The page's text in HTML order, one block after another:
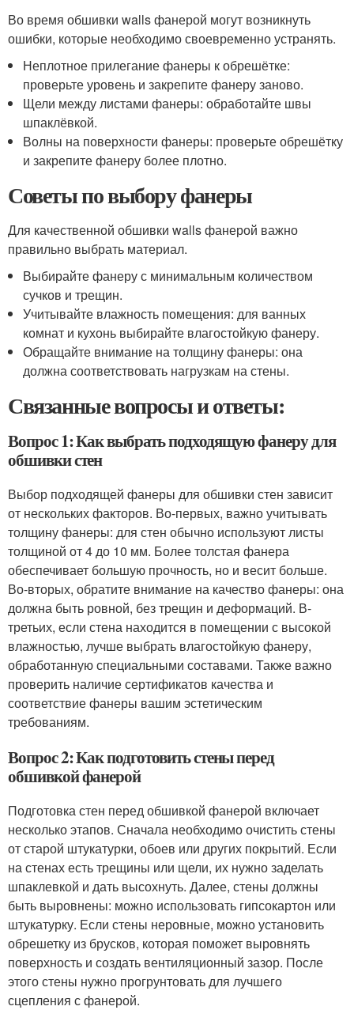
Во время обшивки walls фанерой могут возникнуть
ошибки, которые необходимо своевременно устранять.
Неплотное прилегание фанеры к обрешётке:
проверьте уровень и закрепите фанеру заново.
Щели между листами фанеры: обработайте швы
шпаклёвкой.
Волны на поверхности фанеры: проверьте обрешётку
и закрепите фанеру более плотно.
Советы по выбору фанеры
Для качественной обшивки walls фанерой важно
правильно выбрать материал.
Выбирайте фанеру с минимальным количеством
сучков и трещин.
Учитывайте влажность помещения: для ванных
комнат и кухонь выбирайте влагостойкую фанеру.
Обращайте внимание на толщину фанеры: она
должна соответствовать нагрузкам на стены.
Связанные вопросы и ответы:
Вопрос 1: Как выбрать подходящую фанеру для
обшивки стен
Выбор подходящей фанеры для обшивки стен зависит
от нескольких факторов. Во-первых, важно учитывать
толщину фанеры: для стен обычно используют листы
толщиной от 4 до 10 мм. Более толстая фанера
обеспечивает большую прочность, но и весит больше.
Во-вторых, обратите внимание на качество фанеры: она
должна быть ровной, без трещин и деформаций. В-
третьих, если стена находится в помещении с высокой
влажностью, лучше выбрать влагостойкую фанеру,
обработанную специальными составами. Также важно
проверить наличие сертификатов качества и
соответствие фанеры вашим эстетическим
требованиям.
Вопрос 2: Как подготовить стены перед
обшивкой фанерой
Подготовка стен перед обшивкой фанерой включает
несколько этапов. Сначала необходимо очистить стены
от старой штукатурки, обоев или других покрытий. Если
на стенах есть трещины или щели, их нужно заделать
шпаклевкой и дать высохнуть. Далее, стены должны
быть выровнены: можно использовать гипсокартон или
штукатурку. Если стены неровные, можно установить
обрешетку из брусков, которая поможет выровнять
поверхность и создать вентиляционный зазор. После
этого стены нужно прогрунтовать для лучшего
сцепления с фанерой.